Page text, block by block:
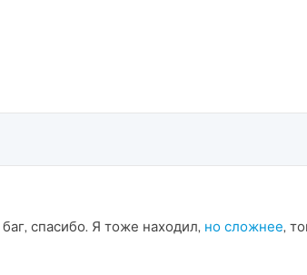
спасибо. Я тоже находил, но сложнее,